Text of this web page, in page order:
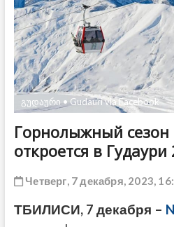
გუდაური • Gudauri via Facebook
Горнолыжный
откроется в
Четверг, 7 декабря, 2023,
ТБИЛИСИ, 7 декабря –